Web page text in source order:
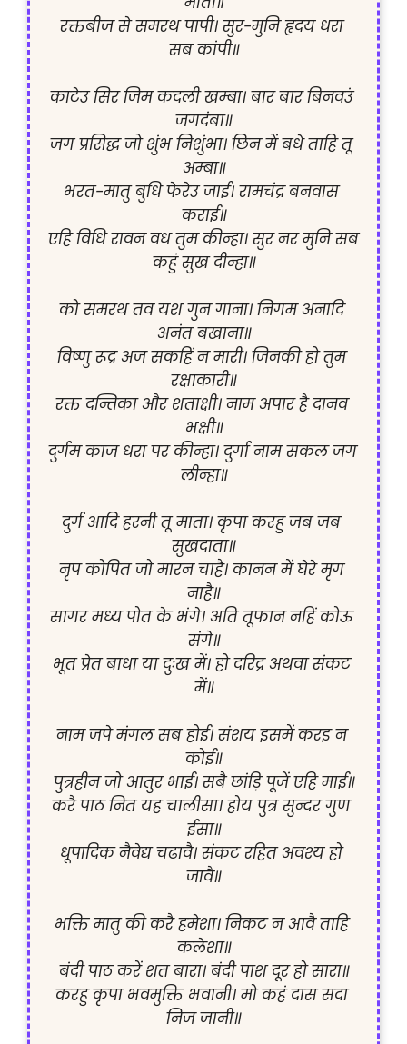
रक्तबीज से समरथ पापी। सुर-मुनि हृदय धरा
सब कांपी॥
काटेउ सिर जिम कदली खम्बा। बार बार बिनवउं
जगदंबा॥
जग प्रसिद्ध जो शुंभ निशुंभा। छिन में बधे ताहि तू
अम्बा॥
भरत-मातु बुधि फेरेउ जाई। रामचंद्र बनवास
कराई॥
एहि विधि रावन वध तुम कीन्हा। सुर नर मुनि सब
कहुं सुख दीन्हा॥
को समरथ तव यश गुन गाना। निगम अनादि
अनंत बखाना॥
विष्णु रूद्र अज सकहिं न मारी। जिनकी हो तुम
रक्षाकारी॥
रक्त दन्तिका और शताक्षी। नाम अपार है दानव
भक्षी॥
दुर्गम काज धरा पर कीन्हा। दुर्गा नाम सकल जग
लीन्हा॥
दुर्ग आदि हरनी तू माता। कृपा करहु जब जब
सुखदाता॥
नृप कोपित जो मारन चाहै। कानन में घेरे मृग
नाहै॥
सागर मध्य पोत के भंगे। अति तूफान नहिं कोऊ
संगे॥
भूत प्रेत बाधा या दुःख में। हो दरिद्र अथवा संकट
में॥
नाम जपे मंगल सब होई। संशय इसमें करइ न
कोई॥
पुत्रहीन जो आतुर भाई। सबै छांड़ि पूजें एहि माई॥
करै पाठ नित यह चालीसा। होय पुत्र सुन्दर गुण
ईसा॥
धूपादिक नैवेद्य चढावै। संकट रहित अवश्य हो
जावै॥
भक्ति मातु की करै हमेशा। निकट न आवै ताहि
कलेशा॥
बंदी पाठ करें शत बारा। बंदी पाश दूर हो सारा॥
करहु कृपा भवमुक्ति भवानी। मो कहं दास सदा
निज जानी॥